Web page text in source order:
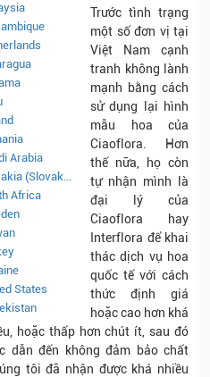
Arabia
(Slovak...
Africa
States
Trước tình trạng
một số đơn vị tại
Việt Nam cạnh
tranh không lành
mạnh bằng cách
sử dụng lại hình
mẫu hoa của
Ciaoflora. Hơn
thế nữa, họ còn
tự nhận mình là
đại lý của
Ciaoflora hay
Interflora để khai
thác dịch vụ hoa
quốc tế với cách
thức định giá
hoặc cao hơn khá
hoặc thấp hơn chút ít, sau đó
dẫn đến không đảm bảo chất
tôi đã nhận được khá nhiều